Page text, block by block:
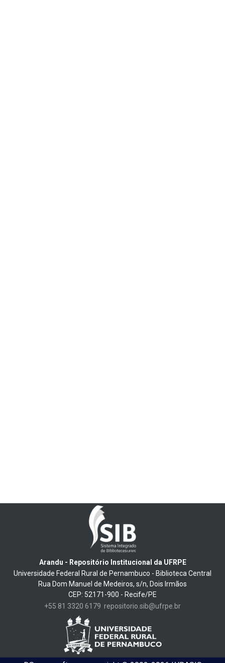
Arandu - Repositório Institucional da UFRPE
Universidade Federal Rural de Pernambuco - Biblioteca Central
Rua Dom Manuel de Medeiros, s/n, Dois Irmãos
CEP: 52171-900 - Recife/PE
+55 81 3320 6179 repositorio.sib@ufrpe.br